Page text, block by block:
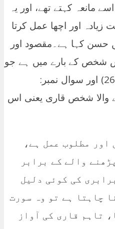
مانعہ کہتے تھے، اور یہ
اور اچھا عمل کرتا
حسن کہا ہے۔مقصود اور
شخص کے بارے میں ہے جو
یہ سورت پڑھتا ہےتاہم اس بارے میں مزید کیلیے آپ سوال نمبر: (26240) اور سوال نمبر:
والا شخص قاری یعنی اس
اور مطلوب عمل ہے،
والے کے برابر
کی کوئی دلیل
چاہتا ہے تو وہ سورت
تاہم قاری کی آواز